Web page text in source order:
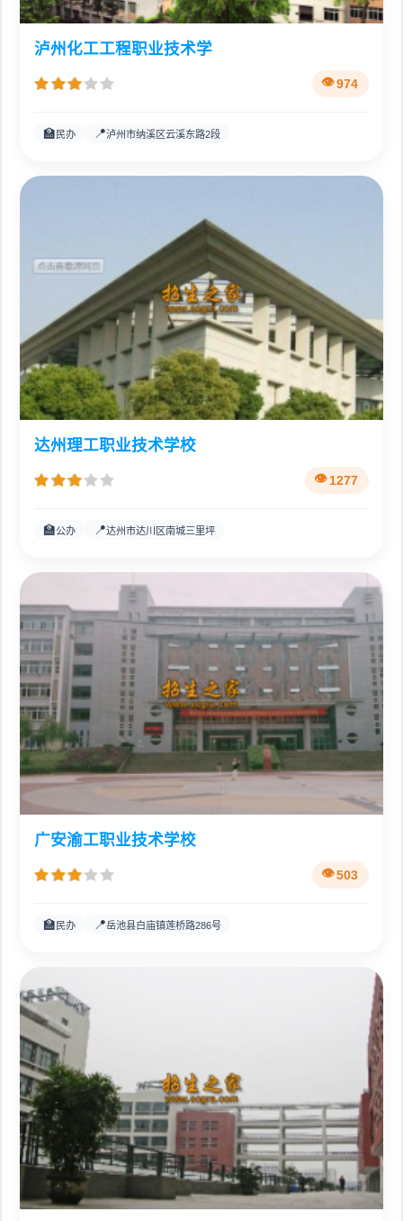
泸州化工工程职业技术学
974
🏫 民办 📍泸州市纳溪区云溪东路2段
达州理工职业技术学校
1277
🏫公办 📍达州市达川区南城三里坪
广安渝工职业技术学校
503
🏫 民办 📍岳池县白庙镇莲桥路286号